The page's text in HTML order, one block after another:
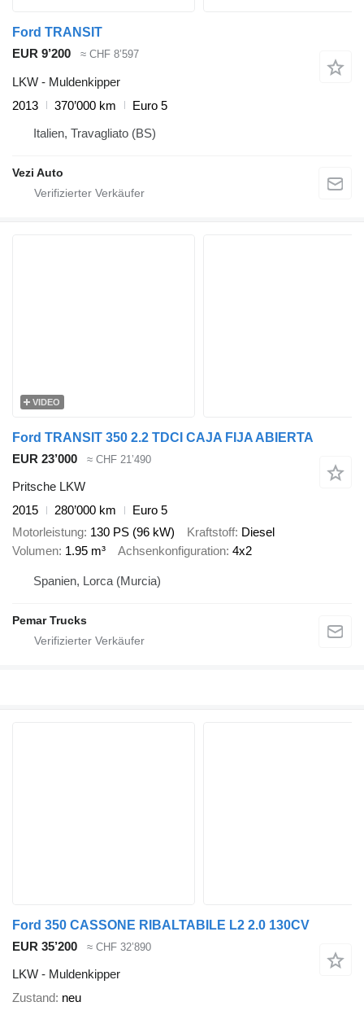
Ford TRANSIT
EUR 9’200
≈ CHF 8’597
LKW - Muldenkipper
2013
370’000 km
Euro 5
Italien, Travagliato (BS)
Vezi Auto
VIDEO
Ford TRANSIT 350 2.2 TDCI CAJA FIJA ABIERTA
EUR 23’000
≈ CHF 21’490
Pritsche LKW
2015
280’000 km
Euro 5
Motorleistung 130 PS (96 kW) Kraftstoff Diesel
Volumen 1.95 m³ Achsenkonfiguration 4x2
Spanien, Lorca (Murcia)
Pemar Trucks
Ford 350 CASSONE RIBALTABILE L2 2.0 130CV
EUR 35’200
≈ CHF 32’890
LKW - Muldenkipper
Zustand neu